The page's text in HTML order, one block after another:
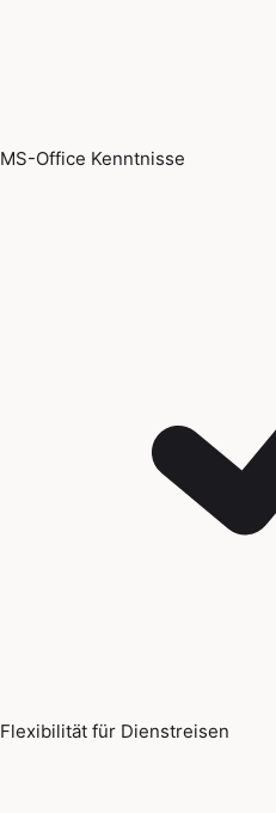
MS-Office Kenntnisse
Flexibilität für Dienstreisen